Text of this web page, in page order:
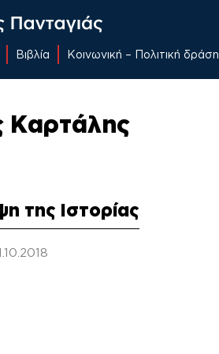
Βιβλία Κοινωνική – Πολιτική δράση
Καρτάλης
της Ιστορίας